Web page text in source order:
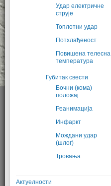
Удар електричне
струје
Топлотни удар
Потхлађеност
Повишена телесна
температура
Губитак свести
Бочни (кома)
положај
Реанимација
Инфаркт
Мождани удар
(шлог)
Тровања
Актуелности